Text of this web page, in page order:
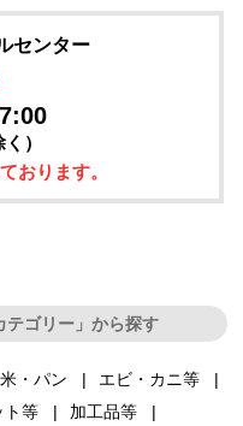
センター
）
おります。
テゴリー」から探す
米・パン
エビ・カニ等
ト等
加工品等